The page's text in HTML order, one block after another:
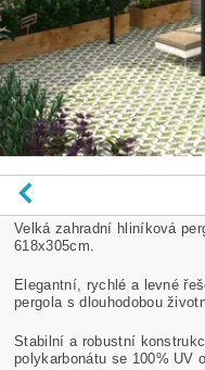
Velká zahradní hliníková
618x305cm.
Elegantní, rychlé a levné
pergola s dlouhodobou
Stabilní a robustní
polykarbonátu se 100% UV